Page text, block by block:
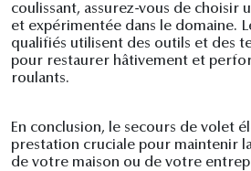
coulissant, assurez-vous de choisir
et expérimentée dans le domaine.
qualifiés utilisent des outils et des
pour restaurer hâtivement et
roulants.
En conclusion, le secours de volet
prestation cruciale pour maintenir
de votre maison ou de votre